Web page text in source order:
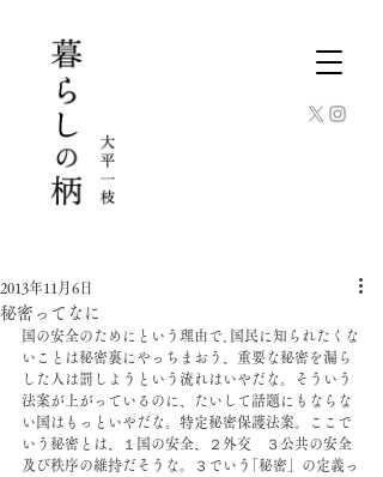
秘密ってなに
2013年11月6日
国の安全のためにという理由で､国民に知られたくな
いことは秘密裏にやっちまおう、重要な秘密を漏ら
した人は罰しようという流れはいやだな。そういう
法案が上がっているのに、たいして話題にもならな
い国はもっといやだな。特定秘密保護法案。ここで
いう秘密とは、１国の安全、２外交　３公共の安全
及び秩序の維持だそうな。３でいう｢秘密」の定義っ